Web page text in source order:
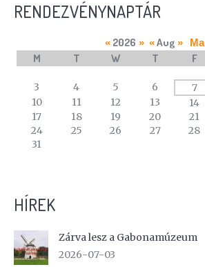
RENDEZVÉNYNAPTÁR
calendar
events
« 2026 » « Aug » Ma
M T W T F
3
4 5 6 7
10
11 12 13 14
17
18 19 20 21
24
25 26 27 28
31
HÍREK
Zárva lesz a Gabonamúzeum
2026-07-03